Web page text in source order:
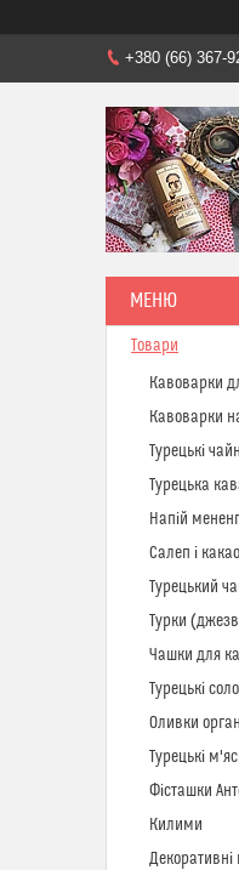
+380 (66) 367-
Товари
Кавоварки
Кавоварки
Турецькі
Турецька
Напій
Салеп і какао
Турецький
Турки
Чашки для
Турецькі
Оливки
Турецькі
Фісташки
Килими